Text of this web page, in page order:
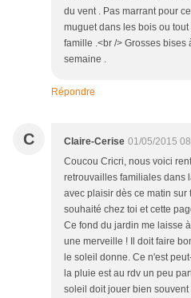
du vent . Pas marrant pour
muguet dans les bois ou
famille .<br /> Grosses bises
semaine .
Répondre
C Claire-Cerise 01/05/2015
Coucou Cricri, nous voici
retrouvailles familiales dans
avec plaisir dès ce matin sur
souhaité chez toi et cette
Ce fond du jardin me laisse
une merveille ! Il doit faire
le soleil donne. Ce n'est
la pluie est au rdv un peu
soleil doit jouer bien